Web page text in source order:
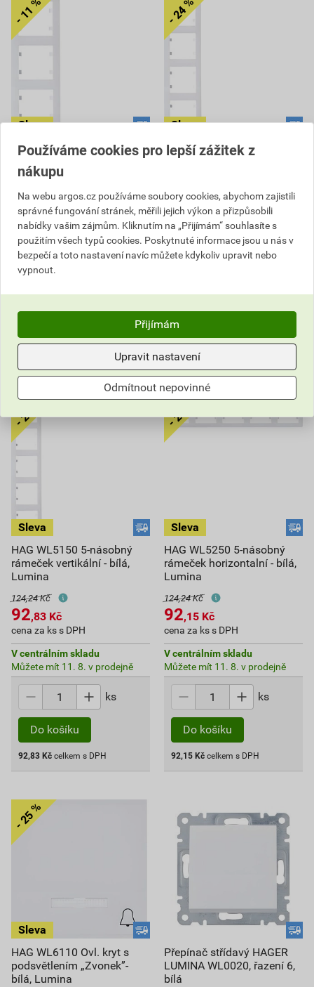
HAG WL5130 3-násobný
Lumina
62,12 Kč
54,89Kč
cena za ks s DPH
V centrálním skladu
Můžete mít 11. 8. v prodejně
ks
HAG WL5140 4-násobný
rámeček vertikální - bílá,
105,97 Kč
79,96Kč
cena za ks s DPH
V centrálním skladu
Můžete mít 11. 8. v prodejně
ks
79,96 Kč
HAG WL5150 5-násobný
rámeček vertikální - bílá,
Lumina
124,24 Kč
92,83 Kč
cena za ks s DPH
V centrálním skladu
Můžete mít 11. 8. v prodejně
ks
Do košíku
92,83 Kč celkem s DPH
HAG WL5250 5-násobný
rámeček horizontalní - bílá,
Lumina
124,24 Kč
92,15 Kč
cena za ks s DPH
V centrálním skladu
Můžete mít 11. 8. v prodejně
ks
Do košíku
92,15 Kč celkem s DPH
HAG WL6110 Ovl. kryt s
podsvětlením „Zvonek”-
bílá, Lumina
Přepínač střídavý HAGER
LUMINA WL0020, řazení 6,
bílá
Používáme cookies pro lepší zážitek z
nákupu
Na webu argos.cz používáme soubory cookies, abychom zajistili
správné fungování stránek, měřili jejich výkon a přizpůsobili
nabídky vašim zájmům. Kliknutím na „Přijímám“ souhlasíte s
použitím všech typů cookies. Poskytnuté informace jsou u nás v
bezpečí a toto nastavení navíc můžete kdykoliv upravit nebo
vypnout.
Přijímám
Upravit nastavení
Odmítnout nepovinné